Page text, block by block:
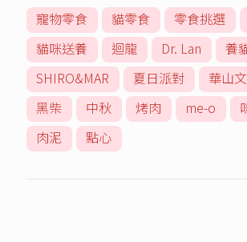
寵物零食 貓零食 零食挑選
貓咪送養
迴龍 Dr. Lan
養
SHIRO&MAR
夏日派對 華山
黑柴
中秋 烤肉 me-o
肉泥
點心